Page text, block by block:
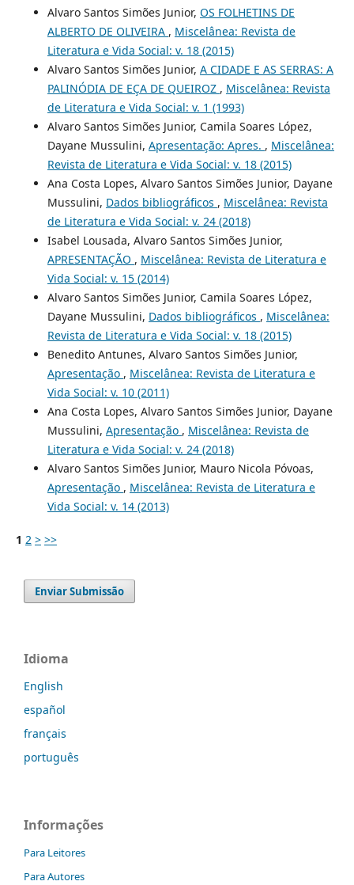
Alvaro Santos Simões Junior, OS FOLHETINS DE
ALBERTO DE OLIVEIRA , Miscelânea: Revista de
Literatura e Vida Social: v. 18 (2015)
Alvaro Santos Simões Junior, A CIDADE E AS SERRAS: A
PALINÓDIA DE EÇA DE QUEIROZ , Miscelânea: Revista
de Literatura e Vida Social: v. 1 (1993)
Alvaro Santos Simões Junior, Camila Soares López,
Dayane Mussulini, Apresentação: Apres. , Miscelânea:
Revista de Literatura e Vida Social: v. 18 (2015)
Ana Costa Lopes, Alvaro Santos Simões Junior, Dayane
Mussulini, Dados bibliográficos , Miscelânea: Revista
de Literatura e Vida Social: v. 24 (2018)
Isabel Lousada, Alvaro Santos Simões Junior,
APRESENTAÇÃO , Miscelânea: Revista de Literatura e
Vida Social: v. 15 (2014)
Alvaro Santos Simões Junior, Camila Soares López,
Dayane Mussulini, Dados bibliográficos , Miscelânea:
Revista de Literatura e Vida Social: v. 18 (2015)
Benedito Antunes, Alvaro Santos Simões Junior,
Apresentação , Miscelânea: Revista de Literatura e
Vida Social: v. 10 (2011)
Ana Costa Lopes, Alvaro Santos Simões Junior, Dayane
Mussulini, Apresentação , Miscelânea: Revista de
Literatura e Vida Social: v. 24 (2018)
Alvaro Santos Simões Junior, Mauro Nicola Póvoas,
Apresentação , Miscelânea: Revista de Literatura e
Vida Social: v. 14 (2013)
1 2 > >>
Enviar Submissão
Idioma
English
español
français
português
Informações
Para Leitores
Para Autores